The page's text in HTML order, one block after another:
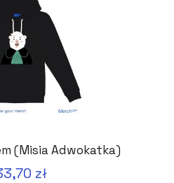
(Misia Adwokatka)
zł